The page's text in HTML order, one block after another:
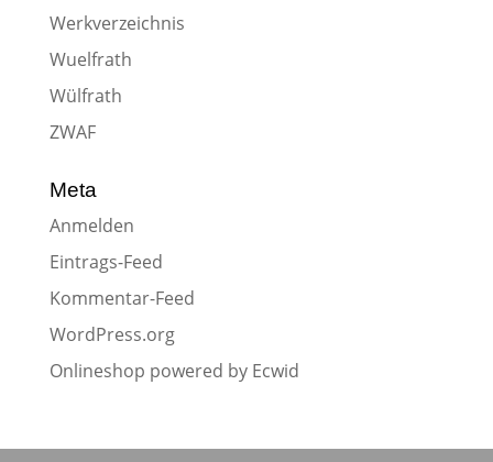
Werkverzeichnis
Wuelfrath
Wülfrath
ZWAF
Meta
Anmelden
Eintrags-Feed
Kommentar-Feed
WordPress.org
Onlineshop powered by Ecwid